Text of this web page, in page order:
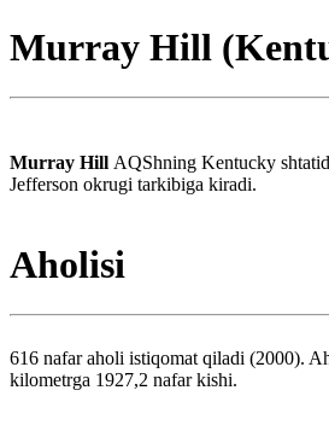
Murray Hill
Murray Hill AQShning Kentucky
Jefferson okrugi tarkibiga kiradi.
Aholisi
616 nafar aholi istiqomat qiladi (2000).
kilometrga 1927,2 nafar kishi.